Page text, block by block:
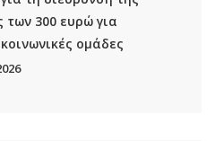
των 300 ευρώ για
ομάδες